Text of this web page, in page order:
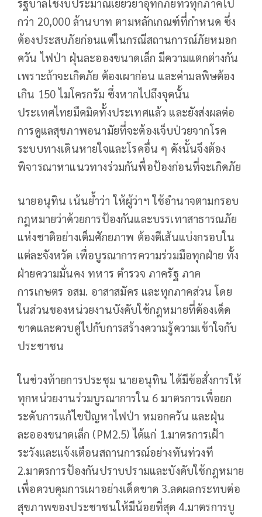
รัฐบาลใช้งบประมาณเยียวยาอุทกภัยทั่วทุกภาคไป
กว่า 20,000 ล้านบาท ตามหลักเกณฑ์ที่กำหนด ซึ่ง
ต้องประสบภัยก่อนแต่ในกรณีสถานการณ์ภัยหมอก
ควัน ไฟป่า ฝุ่นละอองขนาดเล็ก มีความแตกต่างกัน
เพราะถ้าจะเกิดภัย ต้องเผาก่อน และค่ามลพิษต้อง
เกิน 150 ไมโครกรัม ซึ่งหากไปถึงจุดนั้น
ประเทศไทยมืดมิดทั้งประเทศแล้ว และยังส่งผลต่อ
การดูแลสุขภาพอนามัยที่จะต้องเจ็บป่วยจากโรค
ระบบทางเดินหายใจและโรคอื่น ๆ ดังนั้นจึงต้อง
พิจารณาหาแนวทางร่วมกันพื่อป้องก่อนที่จะเกิดภัย
นายอนุทิน เน้นย้ำว่า ให้ผู้ว่าฯ ใช้อำนาจตามกรอบ
กฎหมายว่าด้วยการป้องกันและบรรเทาสาธารณภัย
แห่งชาติอย่างเต็มศักยภาพ ต้องตีเส้นแบ่งกรอบใน
แต่ละจังหวัด เพื่อบูรณาการความร่วมมือทุกฝ่าย ทั้ง
ฝ่ายความมั่นคง ทหาร ตำรวจ ภาครัฐ ภาค
การเกษตร อสม. อาสาสมัคร และทุกภาคส่วน โดย
ในส่วนของหน่วยงานบังคับใช้กฎหมายที่ต้องเด็ด
ขาดและควบคู่ไปกับการสร้างความรู้ความเข้าใจกับ
ประชาชน
ในช่วงท้ายการประชุม นายอนุทิน ได้มีข้อสั่งการให้
ทุกหน่วยงานร่วมบูรณาการใน 6 มาตรการเพื่อยก
ระดับการแก้ไขปัญหาไฟป่า หมอกควัน และฝุ่น
ละอองขนาดเล็ก (PM2.5) ได้แก่ 1.มาตรการเฝ้า
ระวังและแจ้งเตือนสถานการณ์อย่างทันท่วงที
2.มาตรการป้องกันปราบปรามและบังคับใช้กฎหมาย
เพื่อควบคุมการเผาอย่างเด็ดขาด 3.ลดผลกระทบต่อ
สุขภาพของประชาชนให้มีน้อยที่สุด 4.มาตรการบู